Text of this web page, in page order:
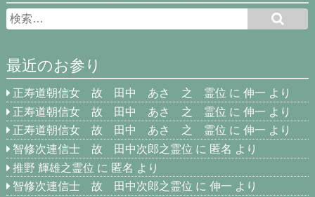
最近のお参り
正寿道朝信女 故 田中 あさ 之 霊位 に伸一 より
正寿道朝信女 故 田中 あさ 之 霊位 に伸一 より
正寿道朝信女 故 田中 あさ 之 霊位 に伸一 より
智修次連信士 故 田中次郎之霊位 に 匿名 より
推野 輝雄之霊位 に 匿名 より
智修次連信士 故 田中次郎之霊位 に伸一 より